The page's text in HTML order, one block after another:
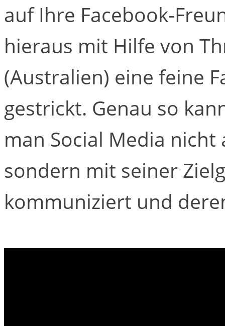
auf Ihre Facebook-
hieraus mit Hilfe von
(Australien) eine feine
gestrickt. Genau so
man Social Media
sondern mit seiner
kommuniziert und